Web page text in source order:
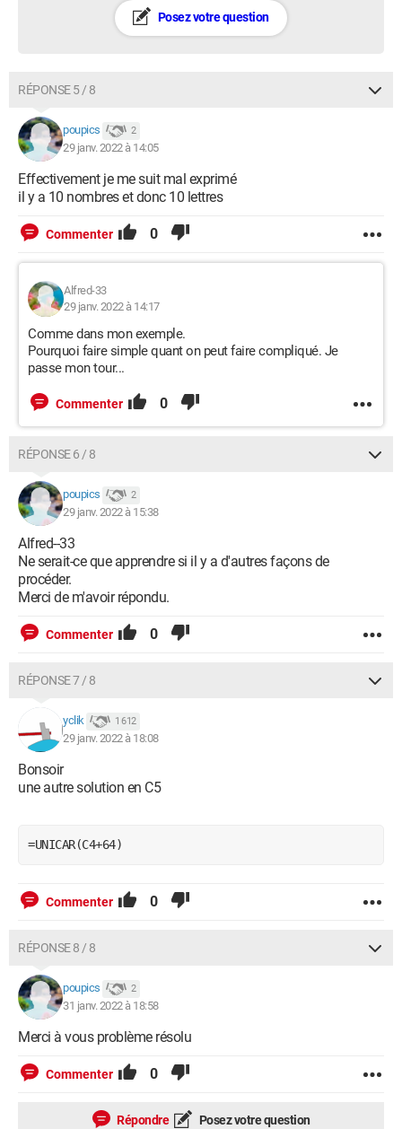
Posez votre question
RÉPONSE 5 / 8
poupics 2
29 janv. 2022 à 14:05
Effectivement je me suit mal exprimé
il y a 10 nombres et donc 10 lettres
Commenter 0
Alfred-33
29 janv. 2022 à 14:17
Comme dans mon exemple.
Pourquoi faire simple quant on peut faire compliqué. Je
passe mon tour...
Commenter 0
RÉPONSE 6 / 8
poupics 2
29 janv. 2022 à 15:38
Alfred--33
Ne serait-ce que apprendre si il y a d'autres façons de
procéder.
Merci de m'avoir répondu.
Commenter 0
RÉPONSE 7 / 8
yclik 1 612
29 janv. 2022 à 18:08
Bonsoir
une autre solution en C5
=UNICAR(C4+64)
Commenter 0
RÉPONSE 8 / 8
poupics 2
31 janv. 2022 à 18:58
Merci à vous problème résolu
Commenter 0
Répondre Posez votre question